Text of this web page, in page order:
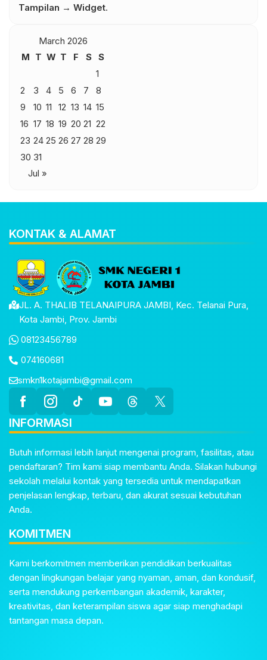
Tampilan → Widget.
March 2026
M T W T F S
S
1
2
3 4 5 6 7
8
9
10 11 12 13 14 15
16 17 18 19 20 21 22
23 24 25 26 27 28 29
30 31
Jul »
KONTAK & ALAMAT
JL. A. THALIB TELANAIPURA JAMBI, Kec. Telanai Pura,
Kota Jambi, Prov. Jambi
08123456789
074160681
smkn1kotajambi@gmail.com
INFORMASI
Butuh informasi lebih lanjut mengenai program, fasilitas, atau
pendaftaran? Tim kami siap membantu Anda. Silakan hubungi
sekolah melalui kontak yang tersedia untuk mendapatkan
penjelasan lengkap, terbaru, dan akurat sesuai kebutuhan
Anda.
KOMITMEN
Kami berkomitmen memberikan pendidikan berkualitas
dengan lingkungan belajar yang nyaman, aman, dan kondusif,
serta mendukung perkembangan akademik, karakter,
kreativitas, dan keterampilan siswa agar siap menghadapi
tantangan masa depan.